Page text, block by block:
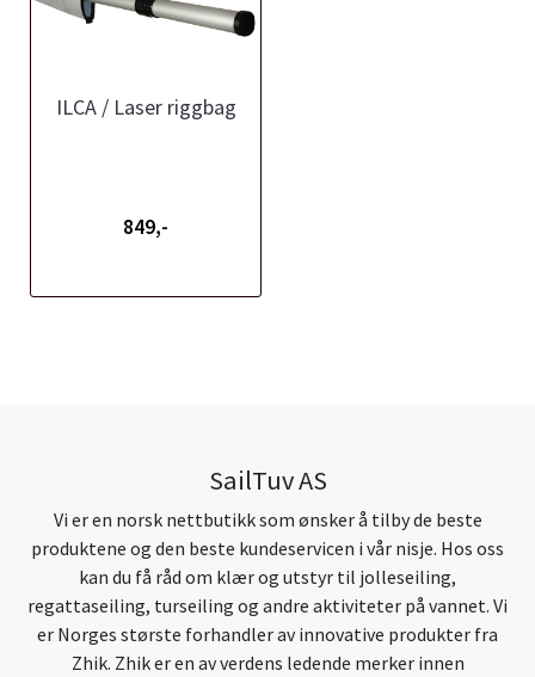
ILCA / Laser riggbag
849,-
SailTuv AS
Vi er en norsk nettbutikk som ønsker å tilby de beste
produktene og den beste kundeservicen i vår nisje. Hos oss
kan du få råd om klær og utstyr til jolleseiling,
regattaseiling, turseiling og andre aktiviteter på vannet. Vi
er Norges største forhandler av innovative produkter fra
Zhik. Zhik er en av verdens ledende merker innen